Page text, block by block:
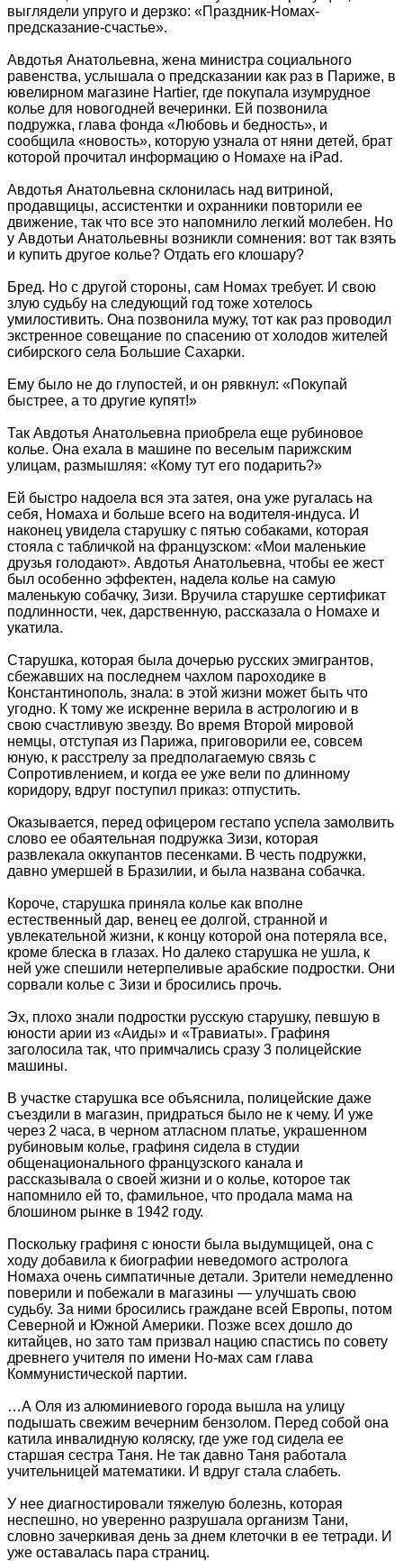
выглядели упруго и дерзко: «Праздник-Номах-
предсказание-счастье».
Авдотья Анатольевна, жена министра социального
равенства, услышала о предсказании как раз в Париже, в
ювелирном магазине Hartier, где покупала изумрудное
колье для новогодней вечеринки. Ей позвонила
подружка, глава фонда «Любовь и бедность», и
сообщила «новость», которую узнала от няни детей, брат
которой прочитал информацию о Номахе на iPad.
Авдотья Анатольевна склонилась над витриной,
продавщицы, ассистентки и охранники повторили ее
движение, так что все это напомнило легкий молебен. Но
у Авдотьи Анатольевны возникли сомнения: вот так взять
и купить другое колье? Отдать его клошару?
Бред. Но с другой стороны, сам Номах требует. И свою
злую судьбу на следующий год тоже хотелось
умилостивить. Она позвонила мужу, тот как раз проводил
экстренное совещание по спасению от холодов жителей
сибирского села Большие Сахарки.
Ему было не до глупостей, и он рявкнул: «Покупай
быстрее, а то другие купят!»
Так Авдотья Анатольевна приобрела еще рубиновое
колье. Она ехала в машине по веселым парижским
улицам, размышляя: «Кому тут его подарить?»
Ей быстро надоела вся эта затея, она уже ругалась на
себя, Номаха и больше всего на водителя-индуса. И
наконец увидела старушку с пятью собаками, которая
стояла с табличкой на французском: «Мои маленькие
друзья голодают». Авдотья Анатольевна, чтобы ее жест
был особенно эффектен, надела колье на самую
маленькую собачку, Зизи. Вручила старушке сертификат
подлинности, чек, дарственную, рассказала о Номахе и
укатила.
Старушка, которая была дочерью русских эмигрантов,
сбежавших на последнем чахлом пароходике в
Константинополь, знала: в этой жизни может быть что
угодно. К тому же искренне верила в астрологию и в
свою счастливую звезду. Во время Второй мировой
немцы, отступая из Парижа, приговорили ее, совсем
юную, к расстрелу за предполагаемую связь с
Сопротивлением, и когда ее уже вели по длинному
коридору, вдруг поступил приказ: отпустить.
Оказывается, перед офицером гестапо успела замолвить
слово ее обаятельная подружка Зизи, которая
развлекала оккупантов песенками. В честь подружки,
давно умершей в Бразилии, и была названа собачка.
Короче, старушка приняла колье как вполне
естественный дар, венец ее долгой, странной и
увлекательной жизни, к концу которой она потеряла все,
кроме блеска в глазах. Но далеко старушка не ушла, к
ней уже спешили нетерпеливые арабские подростки. Они
сорвали колье с Зизи и бросились прочь.
Эх, плохо знали подростки русскую старушку, певшую в
юности арии из «Аиды» и «Травиаты». Графиня
заголосила так, что примчались сразу 3 полицейские
машины.
В участке старушка все объяснила, полицейские даже
съездили в магазин, придраться было не к чему. И уже
через 2 часа, в черном атласном платье, украшенном
рубиновым колье, графиня сидела в студии
общенационального французского канала и
рассказывала о своей жизни и о колье, которое так
напомнило ей то, фамильное, что продала мама на
блошином рынке в 1942 году.
Поскольку графиня с юности была выдумщицей, она с
ходу добавила к биографии неведомого астролога
Номаха очень симпатичные детали. Зрители немедленно
поверили и побежали в магазины — улучшать свою
судьбу. За ними бросились граждане всей Европы, потом
Северной и Южной Америки. Позже всех дошло до
китайцев, но зато там призвал нацию спастись по совету
древнего учителя по имени Но-мах сам глава
Коммунистической партии.
…А Оля из алюминиевого города вышла на улицу
подышать свежим вечерним бензолом. Перед собой она
катила инвалидную коляску, где уже год сидела ее
старшая сестра Таня. Не так давно Таня работала
учительницей математики. И вдруг стала слабеть.
У нее диагностировали тяжелую болезнь, которая
неспешно, но уверенно разрушала организм Тани,
словно зачеркивая день за днем клеточки в ее тетради. И
уже оставалась пара страниц.